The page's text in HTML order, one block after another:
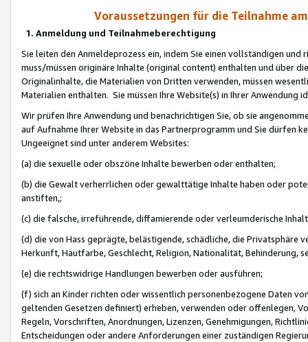
Voraussetzungen für die Teilnahme
1. Anmeldung und Teilnahmeberechtigung
Sie leiten den Anmeldeprozess ein, indem Sie einen vollständigen
muss/müssen originäre Inhalte (original content) enthalten und über
Originalinhalte, die Materialien von Dritten verwenden, müssen
Materialien enthalten. Sie müssen Ihre Website(s) in Ihrer Anwendung
Wir prüfen Ihre Anwendung und benachrichtigen Sie, ob sie
auf Aufnahme Ihrer Website in das Partnerprogramm und Sie dürfen
Ungeeignet sind unter anderem Websites:
(a) die sexuelle oder obszöne Inhalte bewerben oder enthalten;
(b) die Gewalt verherrlichen oder gewalttätige Inhalte haben oder
anstiften,;
(c) die falsche, irreführende, diffamierende oder verleumderische
(d) die von Hass geprägte, belästigende, schädliche, die Privatsphäre
Herkunft, Hautfarbe, Geschlecht, Religion, Nationalität, Behinderung,
(e) die rechtswidrige Handlungen bewerben oder ausführen;
(f) sich an Kinder richten oder wissentlich personenbezogene Daten
geltenden Gesetzen definiert) erheben, verwenden oder offenlegen,
Regeln, Vorschriften, Anordnungen, Lizenzen, Genehmigungen,
Entscheidungen oder andere Anforderungen einer zuständigen